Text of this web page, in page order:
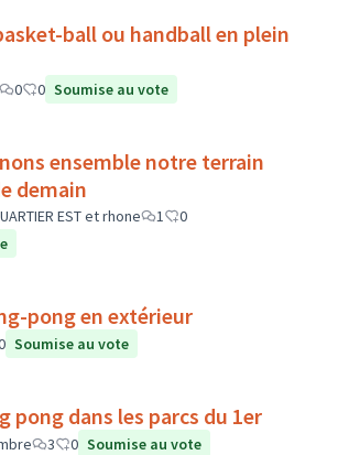
ball ou handball en plein
0 0 Soumise au vote
ensemble notre terrain
demain
EST et rhone 1
0
pong en extérieur
Soumise au vote
pong dans les parcs du 1er
3 0 Soumise au vote